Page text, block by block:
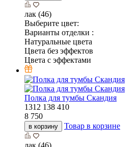
лак (46)
Выберите цвет:
Варианты отделки :
Натуральные цвета
Цвета без эффектов
Цвета с эффектами
Полка для тумбы Скандия
1312 138 410
8 750
в корзину Товар в корзине